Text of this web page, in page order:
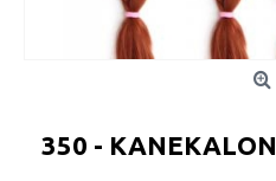
350 - KANEKALON